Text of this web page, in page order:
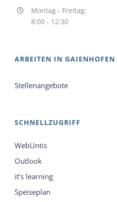
Montag - Freitag:
8:00 - 12:30
ARBEITEN IN GAIENHOFEN
Stellenangebote
SCHNELLZUGRIFF
WebUntis
Outlook
it’s learning
Speiseplan